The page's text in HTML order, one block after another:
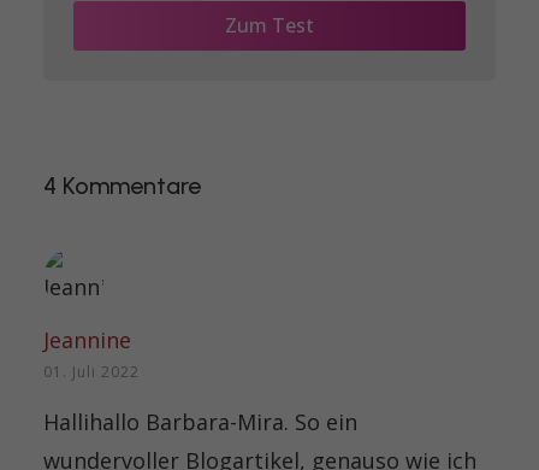
Zum Test
4 Kommentare
Jeannine
01. Juli 2022
Hallihallo Barbara-Mira. So ein
wundervoller Blogartikel, genauso wie ich